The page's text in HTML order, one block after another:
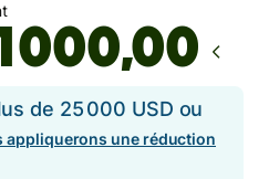
,00
de 25 000 USD ou
appliquerons une réduction